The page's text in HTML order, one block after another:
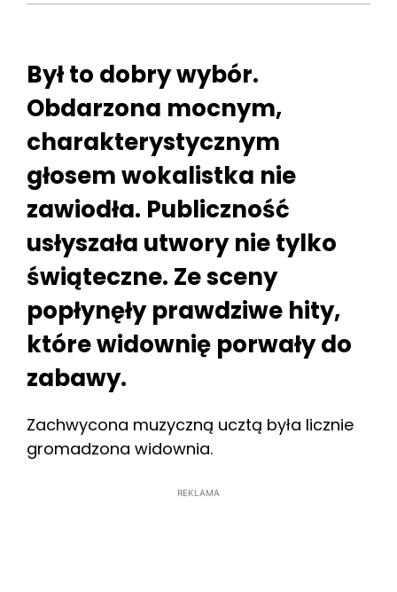
Był to dobry wybór.
Obdarzona mocnym,
charakterystycznym
głosem wokalistka nie
zawiodła. Publiczność
usłyszała utwory nie tylko
świąteczne. Ze sceny
popłynęły prawdziwe hity,
które widownię porwały do
zabawy.
Zachwycona muzyczną ucztą była licznie
gromadzona widownia.
REKLAMA